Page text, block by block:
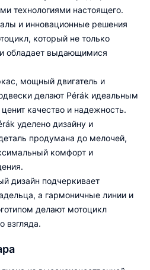
технологиями настоящего.
и инновационные решения
который не только
и обладает выдающимися
мощный двигатель и
делают Pérák идеальным
качество и надежность.
уделено дизайну и
продумана до мелочей,
комфорт и
дизайн подчеркивает
а гармоничные линии и
делают мотоцикл
взгляда.